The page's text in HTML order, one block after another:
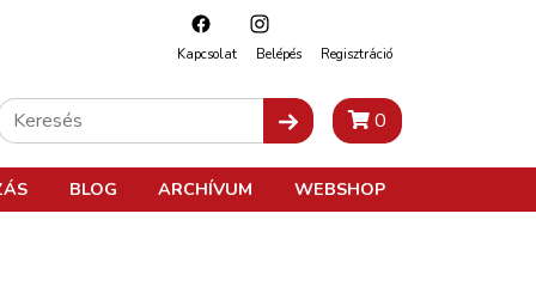
Kapcsolat Belépés Regisztráció
0
BLOG ARCHÍVUM WEBSHOP